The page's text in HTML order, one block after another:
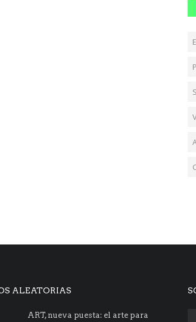
ALEATORIAS
ART, nueva puesta: el arte para